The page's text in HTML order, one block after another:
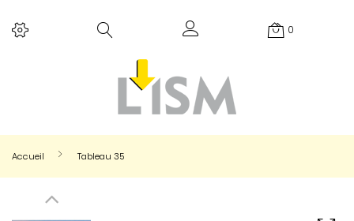
0
Accueil Tableau 35